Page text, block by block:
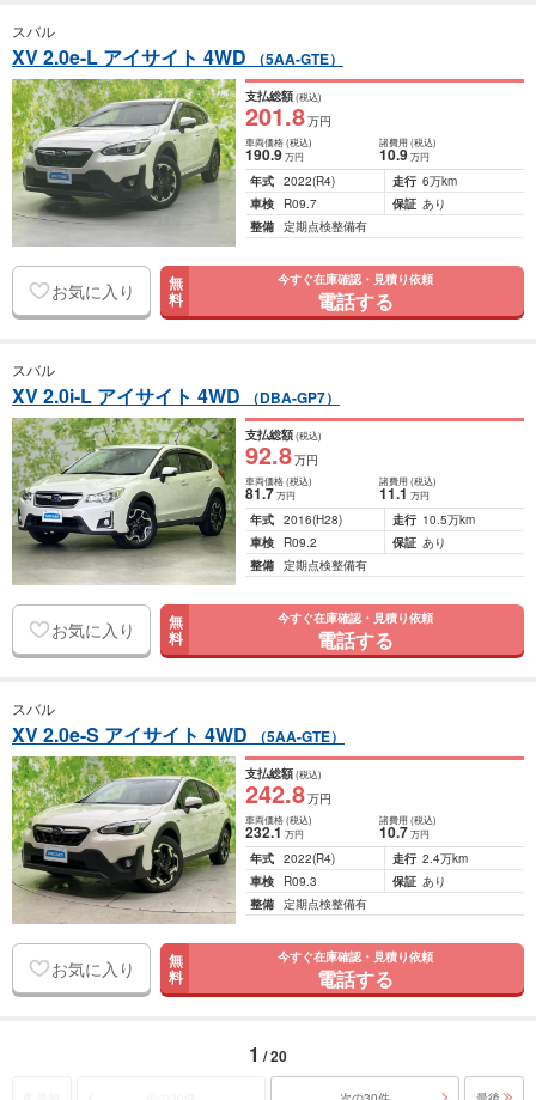
スバル
XV 2.0e-L アイサイト 4WD （5AA-GTE）
支払総額(税込)
201.8万円
車両価格(税込)
190.9万円
諸費用 (税込)
10.9 万円
年式 2022(R4) 走行 6万km
車検
R09.7 保証 あり
整備 定期点検整備有
お気に入り 無
料
今すぐ在庫確認・見積り依頼
電話する
スバル
XV 2.0i-L アイサイト 4WD （DBA-GP7）
支払総額(税込)
92.8万円
車両価格(税込)
81.7万円
諸費用 (税込)
11.1 万円
年式 2016(H28) 走行 10.5万km
車検
R09.2 保証 あり
整備 定期点検整備有
お気に入り 無
料
今すぐ在庫確認・見積り依頼
電話する
スバル
XV 2.0e-S アイサイト 4WD （5AA-GTE）
支払総額(税込)
242.8万円
車両価格(税込)
232.1万円
諸費用 (税込)
10.7 万円
年式 2022(R4) 走行 2.4万km
車検
R09.3 保証 あり
整備 定期点検整備有
お気に入り 無
料
今すぐ在庫確認・見積り依頼
電話する
1 / 20